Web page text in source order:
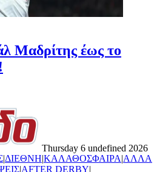
Μαδρίτης έως το
Thursday 6 undefined 2026
|ΔΙΕΘΝΗ|ΚΑΛΑΘΟΣΦΑΙΡΑ|ΑΛΛΑ
|AFTER DERBY|